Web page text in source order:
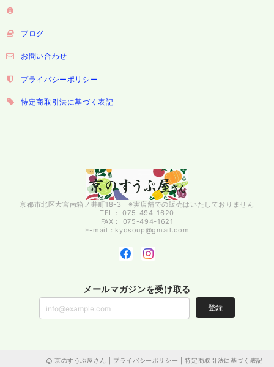
ブログ
お問い合わせ
プライバシーポリシー
特定商取引法に基づく表記
京都市北区大宮南箱ノ井町18-3 ※実店舗での販売はいたしておりません
TEL： 075-494-1620
FAX： 075-494-1621
E-mail： kyosoup@gmail.com
メールマガジンを受け取る
登録
京のすうぷ屋さん | プライバシーポリシー |特定商取引法に基づく表記